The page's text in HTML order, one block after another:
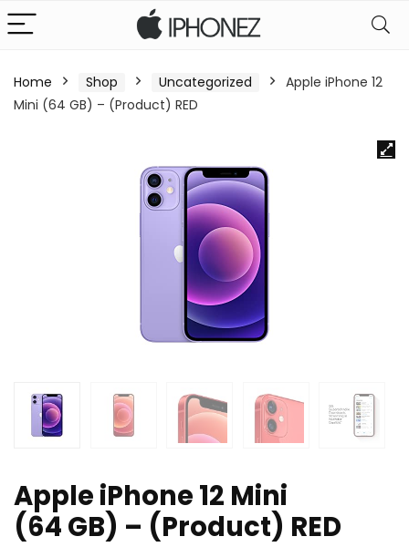
Home Shop Uncategorized
Apple iPhone 12
Mini (64 GB) – (Product) RED
Apple iPhone 12 Mini
(64 GB) – (Product) RED